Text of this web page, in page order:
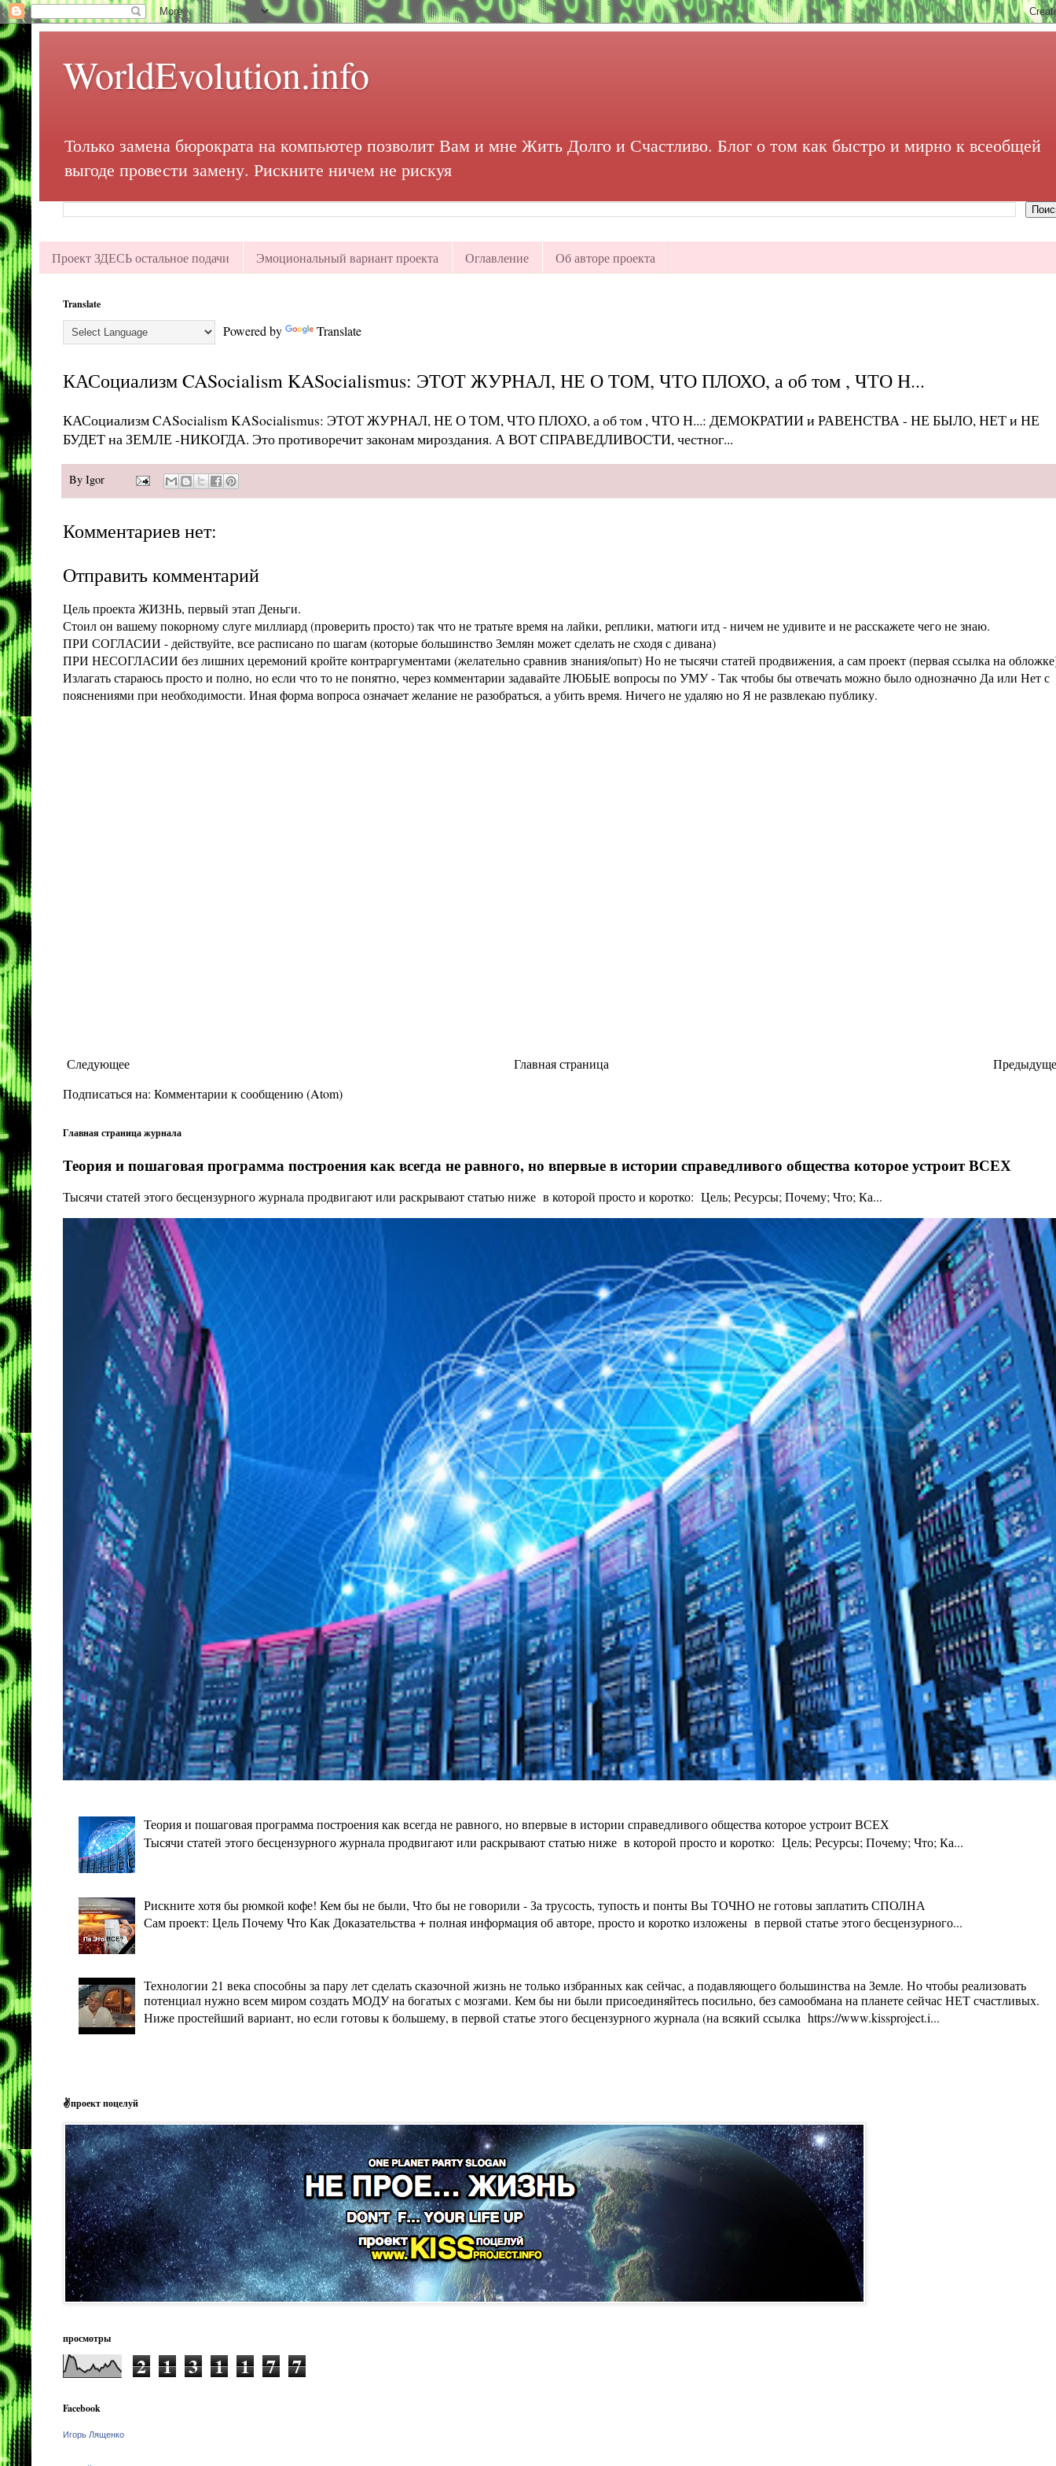
WorldEvolution.info
Только замена бюрократа на компьютер позволит Вам и мне Жить Долго и Счастливо. Блог о том как быстро и мирно к всеобщей
выгоде провести замену. Рискните ничем не рискуя
Проект ЗДЕСЬ остальное подачи Эмоциональный вариант проекта Оглавление Об авторе проекта
Translate
Powered by Translate
КАСоциализм CASocialism KASocialismus: ЭТОТ ЖУРНАЛ, НЕ О ТОМ, ЧТО ПЛОХО, а об том , ЧТО Н...
КАСоциализм CASocialism KASocialismus: ЭТОТ ЖУРНАЛ, НЕ О ТОМ, ЧТО ПЛОХО, а об том , ЧТО Н...: ДЕМОКРАТИИ и РАВЕНСТВА - НЕ БЫЛО, НЕТ и НЕ
БУДЕТ на ЗЕМЛЕ -НИКОГДА. Это противоречит законам мироздания. А ВОТ СПРАВЕДЛИВОСТИ, честног...
By Igor
Комментариев нет:
Отправить комментарий
Цель проекта ЖИЗНЬ, первый этап Деньги.
Стоил он вашему покорному слуге миллиард (проверить просто) так что не тратьте время на лайки, реплики, матюги итд - ничем не удивите и не расскажете чего не знаю.
ПРИ СОГЛАСИИ - действуйте, все расписано по шагам (которые большинство Землян может сделать не сходя с дивана)
ПРИ НЕСОГЛАСИИ без лишних церемоний кройте контраргументами (желательно сравнив знания/опыт) Но не тысячи статей продвижения, а сам проект (первая ссылка на
Излагать стараюсь просто и полно, но если что то не понятно, через комментарии задавайте ЛЮБЫЕ вопросы по УМУ - Так чтобы бы отвечать можно было однозначно Да или Нет с
пояснениями при необходимости. Иная форма вопроса означает желание не разобраться, а убить время. Ничего не удаляю но Я не развлекаю публику.
Следующее
Главная страница
Подписаться на: Комментарии к сообщению (Atom)
Главная страница журнала
Теория и пошаговая программа построения как всегда не равного, но впервые в истории справедливого общества которое устроит ВСЕХ
Тысячи статей этого бесцензурного журнала продвигают или раскрывают статью ниже в которой просто и коротко: Цель; Ресурсы; Почему; Что; Ка...
Теория и пошаговая программа построения как всегда не равного, но впервые в истории справедливого общества которое устроит ВСЕХ
Тысячи статей этого бесцензурного журнала продвигают или раскрывают статью ниже в которой просто и коротко: Цель; Ресурсы; Почему; Что; Ка...
Рискните хотя бы рюмкой кофе! Кем бы не были, Что бы не говорили - За трусость, тупость и понты Вы ТОЧНО не готовы заплатить СПОЛНА
Сам проект: Цель Почему Что Как Доказательства + полная информация об авторе, просто и коротко изложены в первой статье этого бесцензурного...
Технологии 21 века способны за пару лет сделать сказочной жизнь не только избранных как сейчас, а подавляющего большинства на Земле. Но чтобы реализовать
потенциал нужно всем миром создать МОДУ на богатых с мозгами. Кем бы ни были присоединяйтесь посильно, без самообмана на планете сейчас НЕТ счастливых.
Ниже простейший вариант, но если готовы к большему, в первой статье этого бесцензурного журнала (на всякий ссылка https://www.kissproject.i...
✌проект поцелуй
просмотры
2 1 3 1 1 7 7
Facebook
Игорь Лященко